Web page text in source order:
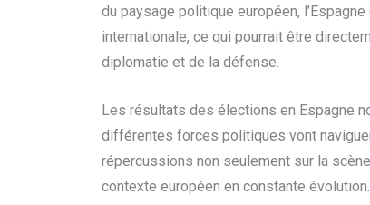
du paysage politique européen,
internationale, ce qui pourrait être
diplomatie et de la défense.
Les résultats des élections en Espagne
différentes forces politiques vont
répercussions non seulement sur la
contexte européen en constante évolution.